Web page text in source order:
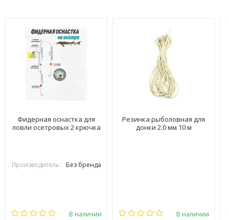
Фидерная оснастка для
ловли осетровых 2 крючка
Производитель: Без бренда
В наличии
Резинка рыболовная для
донки 2.0 мм 10 м
В наличии